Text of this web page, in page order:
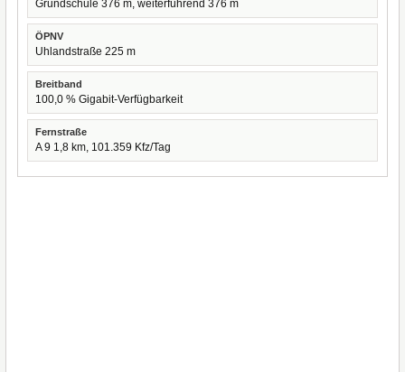
Grundschule 376 m, weiterführend 376 m
ÖPNV
Uhlandstraße 225 m
Breitband
100,0 % Gigabit-Verfügbarkeit
Fernstraße
A 9 1,8 km, 101.359 Kfz/Tag